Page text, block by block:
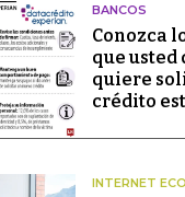
BANCOS
Conozca
que usted
quiere
crédito
INTERNET